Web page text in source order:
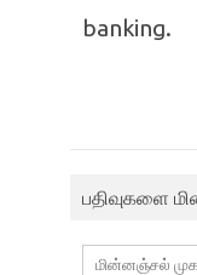
banking.
பதிவுகளை
மின்னஞ்சல்